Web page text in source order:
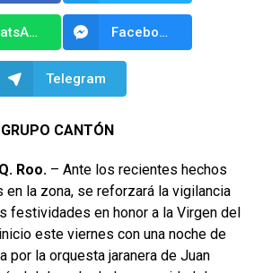
WhatsApp Facebook Messenger
Telegram
CANTÓN
Roo. – Ante los recientes hechos
la zona, se reforzará la vigilancia
festividades en honor a la Virgen del
este viernes con una noche de
por la orquesta jaranera de Juan